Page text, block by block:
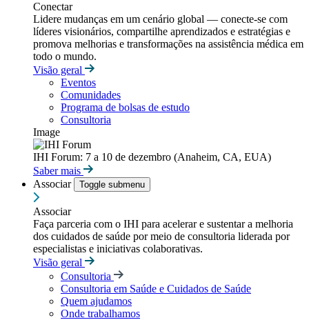
Conectar
Lidere mudanças em um cenário global — conecte-se com
líderes visionários, compartilhe aprendizados e estratégias e
promova melhorias e transformações na assistência médica em
todo o mundo.
Visão geral
Eventos
Comunidades
Programa de bolsas de estudo
Consultoria
Image
IHI Forum: 7 a 10 de dezembro (Anaheim, CA, EUA)
Saber mais
Associar
Toggle submenu
Associar
Faça parceria com o IHI para acelerar e sustentar a melhoria
dos cuidados de saúde por meio de consultoria liderada por
especialistas e iniciativas colaborativas.
Visão geral
Consultoria
Consultoria em Saúde e Cuidados de Saúde
Quem ajudamos
Onde trabalhamos